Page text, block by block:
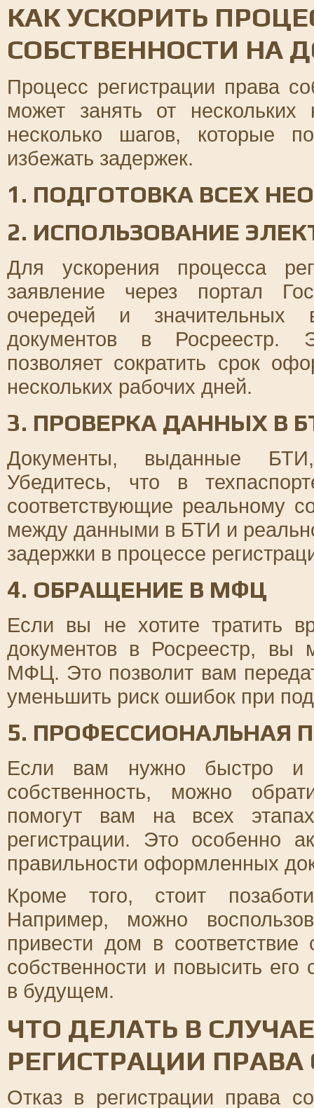
КАК УСКОРИТЬ
СОБСТВЕННОСТИ НА
Процесс регистрации права
может занять от
несколько шагов, которые
избежать задержек.
1. ПОДГОТОВКА ВСЕХ
2. ИСПОЛЬЗОВАНИЕ
Для ускорения процесса
заявление через портал
очередей и значительных
документов в Росреестр.
позволяет сократить срок
нескольких рабочих дней.
3. ПРОВЕРКА ДАННЫХ В
Документы, выданные
Убедитесь, что в
соответствующие реальному
между данными в БТИ и
задержки в процессе
4. ОБРАЩЕНИЕ В МФЦ
Если вы не хотите тратить
документов в Росреестр, вы
МФЦ. Это позволит вам
уменьшить риск ошибок при
5. ПРОФЕССИОНАЛЬНАЯ
Если вам нужно быстро
собственность, можно
помогут вам на всех
регистрации. Это особенно
правильности оформленных
Кроме того, стоит
Например, можно
привести дом в
собственности и повысить
в будущем.
ЧТО ДЕЛАТЬ В
РЕГИСТРАЦИИ ПРАВА
Отказ в регистрации права